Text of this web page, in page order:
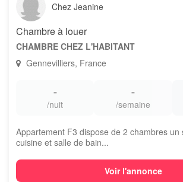
Chez Jeanine
Chambre à louer
CHAMBRE CHEZ L'HABITANT
Gennevilliers, France
-
/nuit
-
/semaine
Appartement F3 dispose de 2 chambres un
cuisine et salle de bain...
Voir l'annonce